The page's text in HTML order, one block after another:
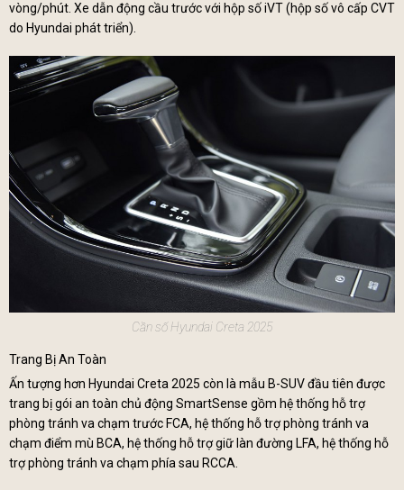
vòng/phút. Xe dẫn động cầu trước với hộp số iVT (hộp số vô cấp CVT
do Hyundai phát triển).
Cần số Hyundai Creta 2025
Trang Bị An Toàn
Ấn tượng hơn Hyundai Creta 2025 còn là mẫu B-SUV đầu tiên được
trang bị gói an toàn chủ động SmartSense gồm hệ thống hỗ trợ
phòng tránh va chạm trước FCA, hệ thống hỗ trợ phòng tránh va
chạm điểm mù BCA, hệ thống hỗ trợ giữ làn đường LFA, hệ thống hỗ
trợ phòng tránh va chạm phía sau RCCA.